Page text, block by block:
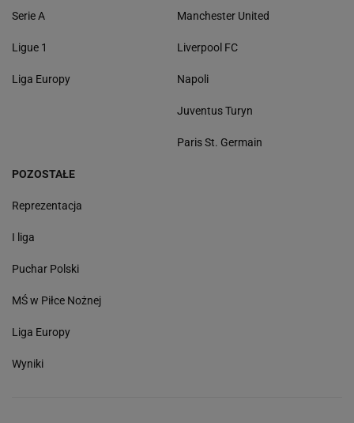
Serie A
Ligue 1
Liga Europy
Manchester United
Liverpool FC
Napoli
Juventus Turyn
Paris St. Germain
POZOSTAŁE
Reprezentacja
I liga
Puchar Polski
MŚ w Piłce Nożnej
Liga Europy
Wyniki